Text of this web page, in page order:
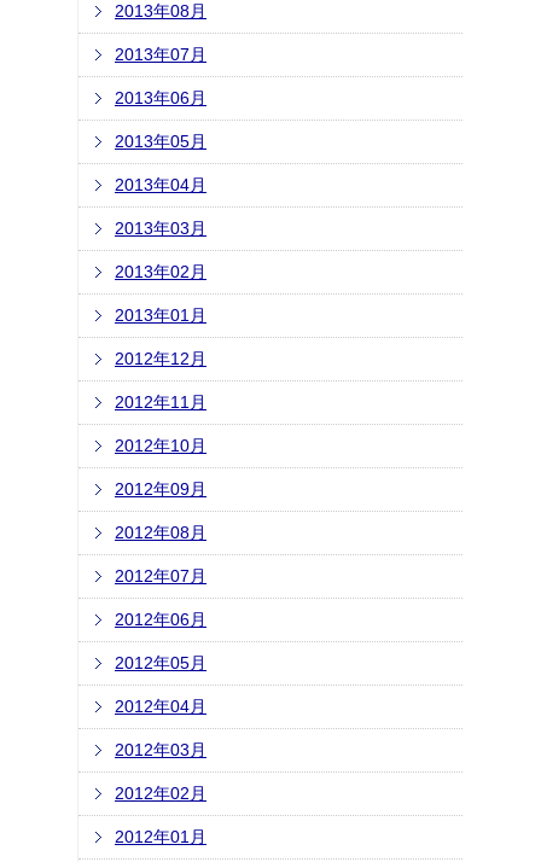
2013年08月
2013年07月
2013年06月
2013年05月
2013年04月
2013年03月
2013年02月
2013年01月
2012年12月
2012年11月
2012年10月
2012年09月
2012年08月
2012年07月
2012年06月
2012年05月
2012年04月
2012年03月
2012年02月
2012年01月